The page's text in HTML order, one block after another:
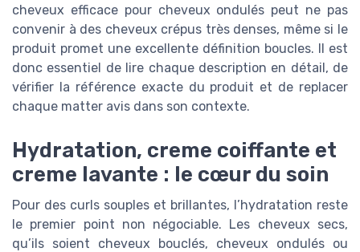
cheveux efficace pour cheveux ondulés peut ne pas
convenir à des cheveux crépus très denses, même si le
produit promet une excellente définition boucles. Il est
donc essentiel de lire chaque description en détail, de
vérifier la référence exacte du produit et de replacer
chaque matter avis dans son contexte.
Hydratation, creme coiffante et
creme lavante : le cœur du soin
Pour des curls souples et brillantes, l’hydratation reste
le premier point non négociable. Les cheveux secs,
qu’ils soient cheveux bouclés, cheveux ondulés ou